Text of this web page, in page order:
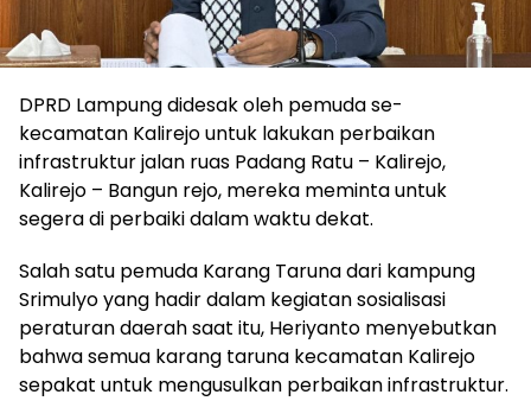
DPRD Lampung didesak oleh pemuda se-
kecamatan Kalirejo untuk lakukan perbaikan
infrastruktur jalan ruas Padang Ratu – Kalirejo,
Kalirejo – Bangun rejo, mereka meminta untuk
segera di perbaiki dalam waktu dekat.
Salah satu pemuda Karang Taruna dari kampung
Srimulyo yang hadir dalam kegiatan sosialisasi
peraturan daerah saat itu, Heriyanto menyebutkan
bahwa semua karang taruna kecamatan Kalirejo
sepakat untuk mengusulkan perbaikan infrastruktur.